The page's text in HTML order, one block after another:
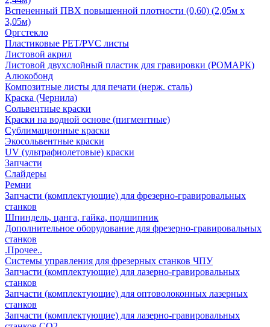
Вспененный ПВХ повышенной плотности (0,60) (2,05м х
3,05м)
Оргстекло
Пластиковые PET/PVC листы
Листовой акрил
Листовой двухслойный пластик для гравировки (РОМАРК)
Алюкобонд
Композитные листы для печати (нерж. сталь)
Краска (Чернила)
Сольвентные краски
Краски на водной основе (пигментные)
Сублимационные краски
Экосольвентные краски
UV (ультрафиолетовые) краски
Запчасти
Слайдеры
Ремни
Запчасти (комплектующие) для фрезерно-гравировальных
станков
Шпиндель, цанга, гайка, подшипник
Дополнительное оборудование для фрезерно-гравировальных
станков
.Прочее..
Системы управления для фрезерных станков ЧПУ
Запчасти (комплектующие) для лазерно-гравировальных
станков
Запчасти (комплектующие) для оптоволоконных лазерных
станков
Запчасти (комплектующие) для лазерно-гравировальных